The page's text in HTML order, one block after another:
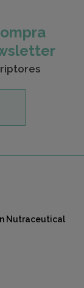
Nutraceutical